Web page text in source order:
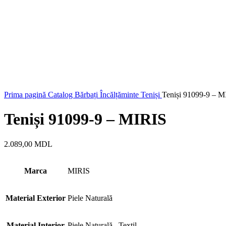
Prima pagină Catalog Bărbați Încălțăminte Teniși Teniși 91099-9 –
Teniși 91099-9 – MIRIS
2.089,00 MDL
Marca MIRIS
Material Exterior Piele Naturală